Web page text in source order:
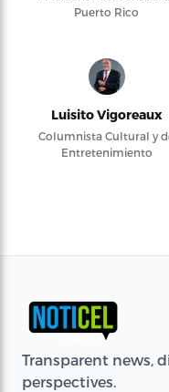
Puerto Rico
Luisito Vigoreaux
Columnista Cultural y
Entretenimiento
Transparent news,
perspectives.